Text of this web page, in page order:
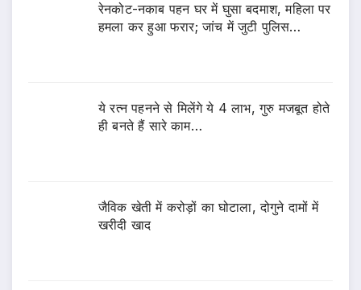
रेनकोट-नकाब पहन घर में घुसा बदमाश, महिला पर
हमला कर हुआ फरार; जांच में जुटी पुलिस…
ये रत्न पहनने से मिलेंगे ये 4 लाभ, गुरु मजबूत होते
ही बनते हैं सारे काम…
जैविक खेती में करोड़ों का घोटाला, दोगुने दामों में
खरीदी खाद